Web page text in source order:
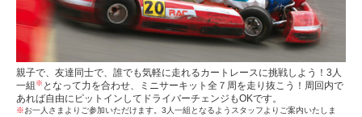
親子で、友達同士で、誰でも気軽に走れるカートレースに挑戦しよう！3人
一組 ※ となって力を合わせ、ミニサーキット全７周を走り抜こう！周回内で
あれば自由にピットインしてドライバーチェンジもOKです。
※お一人さまよりご参加いただけます。3人一組となるようスタッフよりご案内いたしま